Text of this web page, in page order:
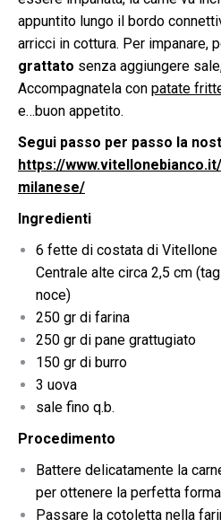
appuntito lungo il bordo
arricci in cottura. Per impanare,
grattato senza aggiungere
Accompagnatela con patate
e…buon appetito.
Segui passo per passo la
https://
milanese/
Ingredienti
6 fette di costata di Vitellone
Centrale alte circa 2,5 cm
noce)
250 gr di farina
250 gr di pane grattugiato
150 gr di burro
3 uova
sale fino q.b.
Procedimento
Battere delicatamente la
per ottenere la perfetta
Passare la cotoletta nella